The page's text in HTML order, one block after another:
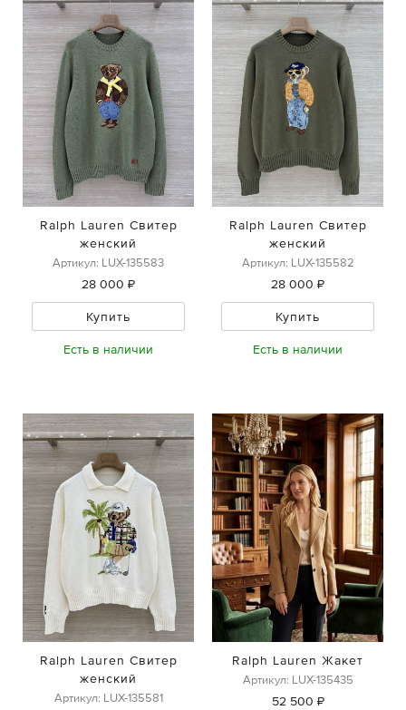
Ralph Lauren Свитер
женский
Артикул: LUX-135583
28 000 ₽
Купить
Есть в наличии
Ralph Lauren Свитер
женский
Артикул: LUX-135582
28 000 ₽
Купить
Есть в наличии
Ralph Lauren Свитер
женский
Артикул: LUX-135581
Ralph Lauren Жакет
Артикул: LUX-135435
52 500 ₽